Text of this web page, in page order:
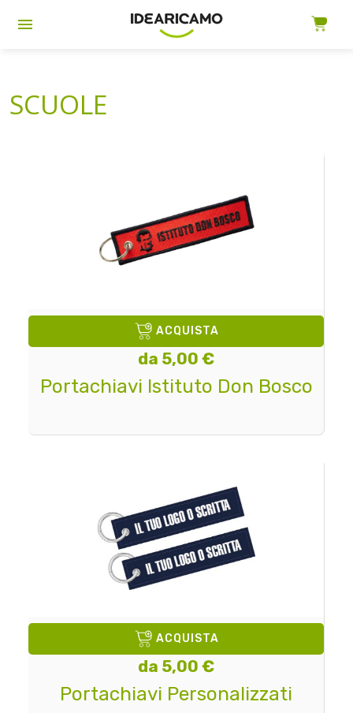
SCUOLE
ACQUISTA
da 5,00 €
Portachiavi Istituto Don Bosco
ACQUISTA
da 5,00 €
Portachiavi Personalizzati